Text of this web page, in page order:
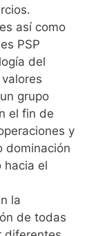
así­ como
PSP
del
grupo
el fin de
y
dominación
hacia el
la
de todas